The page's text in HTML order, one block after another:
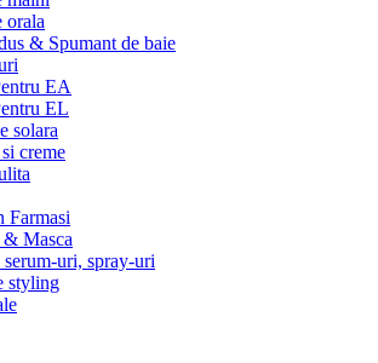
orala
& Spumant de baie
EA
EL
solara
creme
Farmasi
Masca
uri, spray-uri
styling